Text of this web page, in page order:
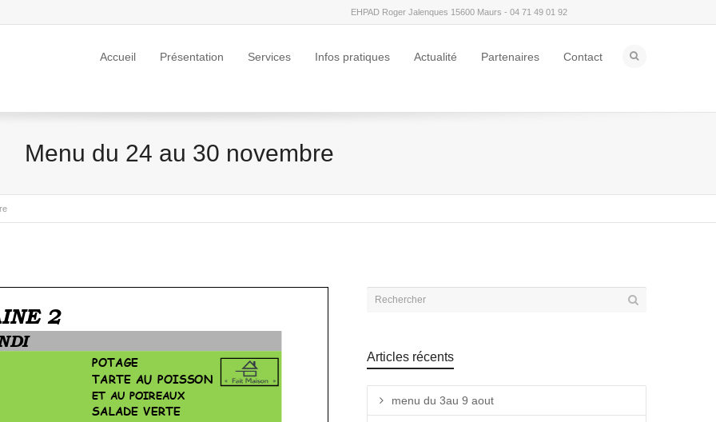
EHPAD Roger Jalenques 15600 Maurs - 04 71 49 01 92
Accueil Présentation Services Infos pratiques Actualité Partenaires Contact
Menu du 24 au 30 novembre
Articles récents
menu du 3au 9 aout